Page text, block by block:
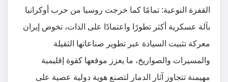
​القفزة النوعية: تمامًا كما خرجت روسيا من حرب أوكرانيا
بآلة عسكرية أكثر تطورًا واعتمادًا على الذات، تخوض إيران
معركة تثبيت السيادة عبر تطوير صناعاتها الثقيلة
والمسيرات والصواريخ، ما يعزز موقعها كقوة إقليمية
مهيمنة تتجاوز آثار الدمار لتصنع هوية دولية عصية على